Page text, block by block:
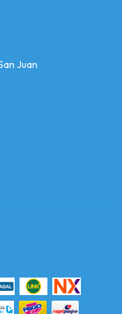
Juan